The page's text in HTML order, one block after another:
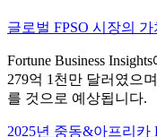
글로벌 FPSO 시장의
Fortune Business
279억 1천만 달러였으
를 것으로 예상됩니다.
2025년 중동&아프리카